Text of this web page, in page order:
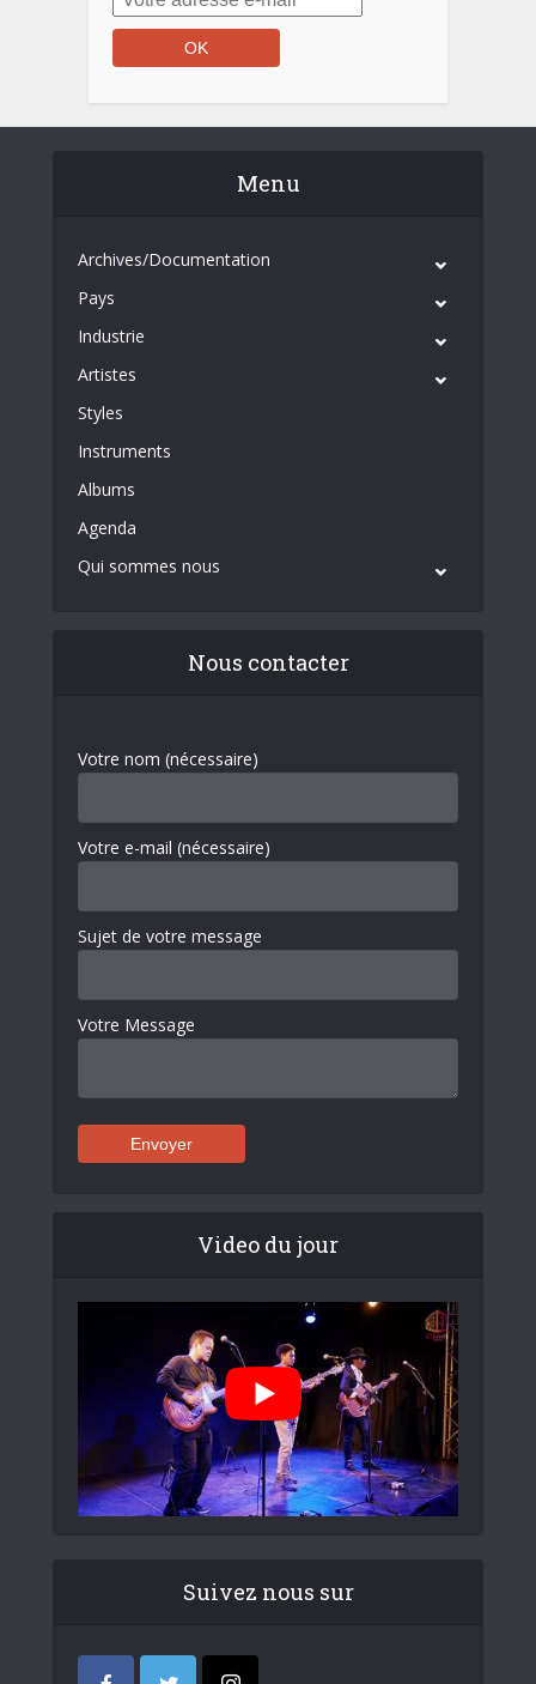
Menu
Archives/Documentation
Pays
Industrie
Artistes
Styles
Instruments
Albums
Agenda
Qui sommes nous
Nous contacter
Votre nom (nécessaire)
Votre e-mail (nécessaire)
Sujet de votre message
Votre Message
Video du jour
Suivez nous sur